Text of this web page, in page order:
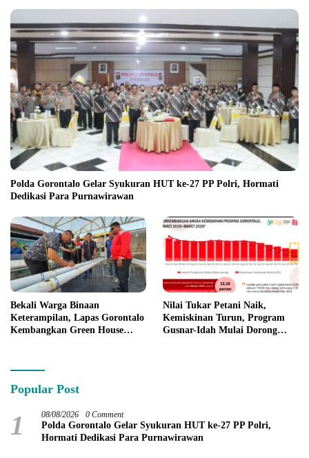
Polda Gorontalo Gelar Syukuran HUT ke-27 PP Polri, Hormati
Dedikasi Para Purnawirawan
Bekali Warga Binaan
Keterampilan, Lapas Gorontalo
Kembangkan Green House
Nilai Tukar Petani Naik,
Kemiskinan Turun, Program
Gusnar-Idah Mulai Dorong
Popular Post
1 08/08/2026 0 Comment
Polda Gorontalo Gelar Syukuran HUT ke-27 PP Polri,
Hormati Dedikasi Para Purnawirawan